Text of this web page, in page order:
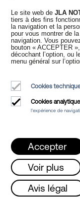
tout moment
totalité ou
moment où
ou
totaux à
banque va
Pour cette
cette
condition de
appelle la «
banque
etdans le
financière,
être perçue.
mercredi
Le site web deJLA
tiers à des fins
la navigation et la
pour vous montrer de
navigation. Vous
bouton « ACCEPTER
décochant l’option, ou
menu général sur
Cookies
Cookies
l'expérience de
Accepter
Voir plus
Avis légal